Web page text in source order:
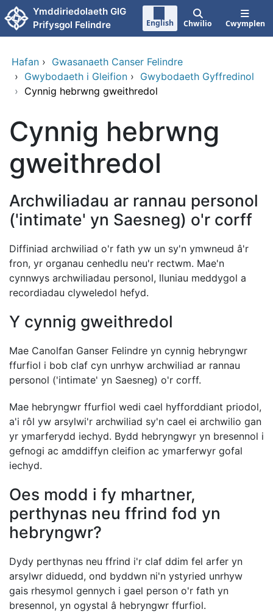
Neidio i'r prif gynnwy
Ymddiriedolaeth GIG
Prifysgol Felindre
English Chwilio Cwymplen
Hafan › Gwasanaeth Canser Felindre
› Gwybodaeth i Gleifion › Gwybodaeth Gyffredinol
› Cynnig hebrwng gweithredol
Cynnig hebrwng
gweithredol
Archwiliadau ar rannau personol
('intimate' yn Saesneg) o'r corff
Diffiniad archwiliad o'r fath yw un sy'n ymwneud â'r
fron, yr organau cenhedlu neu'r rectwm. Mae'n
cynnwys archwiliadau personol, lluniau meddygol a
recordiadau clyweledol hefyd.
Y cynnig gweithredol
Mae Canolfan Ganser Felindre yn cynnig hebryngwr
ffurfiol i bob claf cyn unrhyw archwiliad ar rannau
personol ('intimate' yn Saesneg) o'r corff.
Mae hebryngwr ffurfiol wedi cael hyfforddiant priodol,
a'i rôl yw arsylwi'r archwiliad sy'n cael ei archwilio gan
yr ymarferydd iechyd. Bydd hebryngwyr yn bresennol i
gefnogi ac amddiffyn cleifion ac ymarferwyr gofal
iechyd.
Oes modd i fy mhartner,
perthynas neu ffrind fod yn
hebryngwr?
Dydy perthynas neu ffrind i'r claf ddim fel arfer yn
arsylwr diduedd, ond byddwn ni'n ystyried unrhyw
gais rhesymol gennych i gael person o'r fath yn
bresennol, yn ogystal â hebryngwr ffurfiol.